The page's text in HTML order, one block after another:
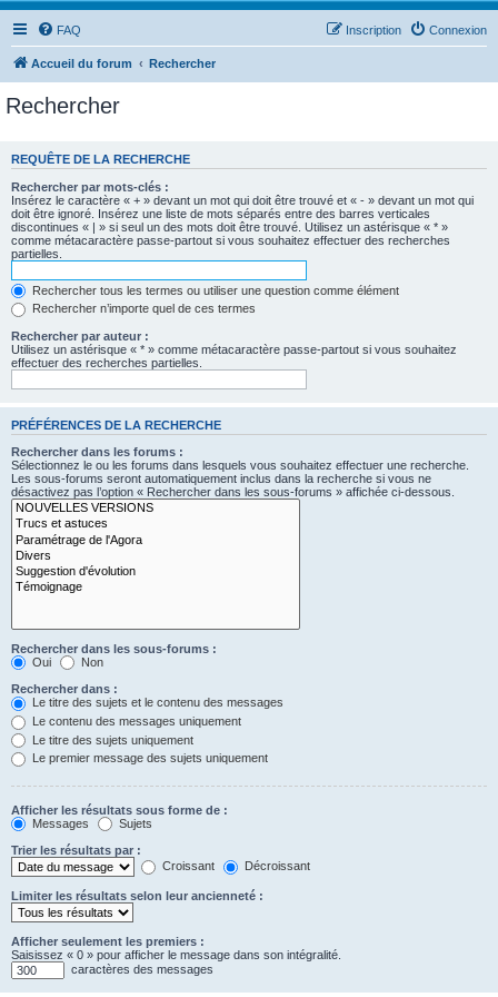
FAQ Connexion
Inscription
Accueil du forum Rechercher
Rechercher
REQUÊTE DE LA RECHERCHE
Rechercher par mots-clés :
Insérez le caractère « + » devant un mot qui doit être trouvé et « - » devant un mot qui
doit être ignoré. Insérez une liste de mots séparés entre des barres verticales
discontinues « | » si seul un des mots doit être trouvé. Utilisez un astérisque « * »
comme métacaractère passe-partout si vous souhaitez effectuer des recherches
partielles.
Rechercher tous les termes ou utiliser une question comme élément
Rechercher n’importe quel de ces termes
Rechercher par auteur :
Utilisez un astérisque « * » comme métacaractère passe-partout si vous souhaitez
effectuer des recherches partielles.
PRÉFÉRENCES DE LA RECHERCHE
Rechercher dans les forums :
Sélectionnez le ou les forums dans lesquels vous souhaitez effectuer une recherche.
Les sous-forums seront automatiquement inclus dans la recherche si vous ne
désactivez pas l’option « Rechercher dans les sous-forums » affichée ci-dessous.
Rechercher dans les sous-forums :
Oui
Non
Rechercher dans :
Le titre des sujets et le contenu des messages
Le contenu des messages uniquement
Le titre des sujets uniquement
Le premier message des sujets uniquement
Afficher les résultats sous forme de :
Messages
Sujets
Trier les résultats par :
Croissant
Décroissant
Limiter les résultats selon leur ancienneté :
Afficher seulement les premiers :
Saisissez « 0 » pour afficher le message dans son intégralité.
caractères des messages